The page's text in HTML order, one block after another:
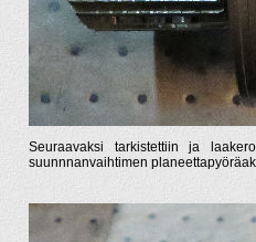
Seuraavaksi tarkistettiin ja
suunnnanvaihtimen